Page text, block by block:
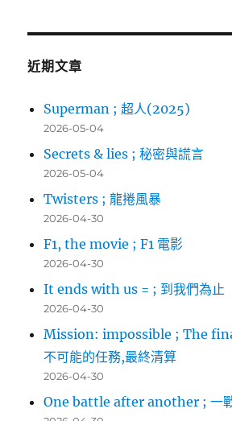
鍵
近期文章
Superman ; 超人(2025)
2026-05-04
Secrets & lies ; 秘密與謊言
2026-05-04
Twisters ; 龍捲風暴
2026-04-30
F1, the movie ; F1 電影
2026-04-30
It ends with us = ; 到我們為止
2026-04-30
Mission: impossible ; The
不可能的任務,最終清算
2026-04-30
One battle after another ; 一